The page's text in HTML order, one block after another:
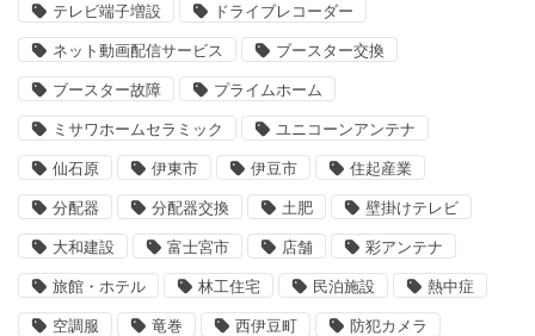
テレビ端子増設 ドライブレコーダー
ネット動画配信サービス ブースター交換
ブースター故障 プライムホーム
ミサワホームセラミック ユニコーンアンテナ
仙石原 伊東市 伊豆市 住起産業
分配器 分配器交換 土肥 壁掛けテレビ
大和建設 富士宮市 店舗 彩アンテナ
旅館・ホテル 林工住宅 民泊施設 熱中症
空調服 竜巻 西伊豆町 防犯カメラ